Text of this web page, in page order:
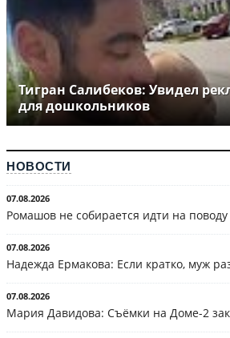
Тигран Салибеков: Увидел
для дошкольников
НОВОСТИ
07.08.2026
Ромашов не собирается идти на
07.08.2026
Надежда Ермакова: Если кратко, муж
07.08.2026
Мария Давидова: Съёмки на Доме-2